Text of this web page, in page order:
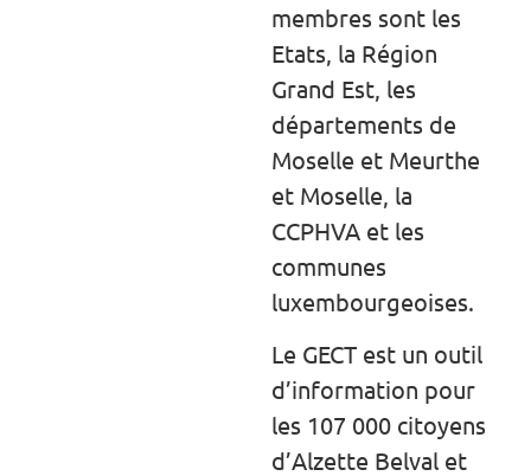
membres sont les
Etats, la Région
Grand Est, les
départements de
Moselle et Meurthe
et Moselle, la
CCPHVA et les
communes
luxembourgeoises.
Le GECT est un outil
d’information pour
les 107 000 citoyens
d’Alzette Belval et